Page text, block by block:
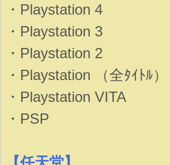
・Playstation 4
・Playstation 3
・Playstation 2
・Playstation （全ﾀｲﾄﾙ）
・Playstation VITA
・PSP